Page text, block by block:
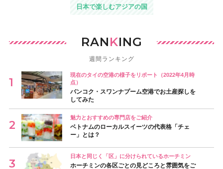
日本で楽しむアジアの国
RANKING
週間ランキング
現在のタイの空港の様子をリポート（2022年4月時
点）
バンコク・スワンナプーム空港でお土産探しを
してみた
魅力とおすすめの専門店をご紹介
ベトナムのローカルスイーツの代表格「チェ
ー」とは？
日本と同じく「区」に分けられているホーチミン
ホーチミンの各区ごとの見どころと雰囲気をご